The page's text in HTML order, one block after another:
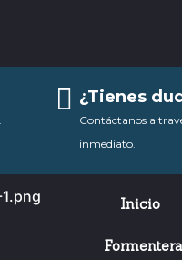
¿Tienes
Contáctanos a
inmediato.
Inicio
Formentera